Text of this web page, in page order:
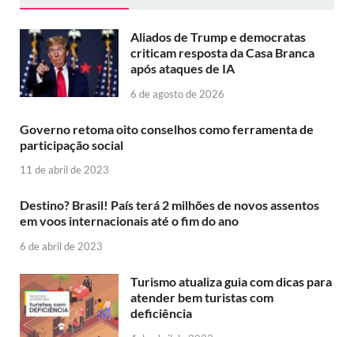
Aliados de Trump e democratas
criticam resposta da Casa Branca
após ataques de IA
6 de agosto de 2026
Governo retoma oito conselhos como ferramenta de
participação social
11 de abril de 2023
Destino? Brasil! País terá 2 milhões de novos assentos
em voos internacionais até o fim do ano
6 de abril de 2023
Turismo atualiza guia com dicas para
atender bem turistas com
deficiência